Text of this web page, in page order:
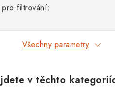
pro filtrování:
Všechny parametry
v těchto